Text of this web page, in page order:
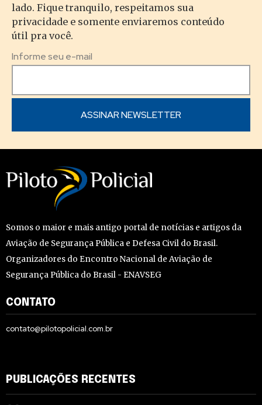
lado. Fique tranquilo, respeitamos sua
privacidade e somente enviaremos conteúdo
útil pra você.
Informe seu e-mail
Somos o maior e mais antigo portal de notícias e artigos da
Aviação de Segurança Pública e Defesa Civil do Brasil.
Organizadores do Encontro Nacional de Aviação de
Segurança Pública do Brasil - ENAVSEG
CONTATO
contato@pilotopolicial.com.br
PUBLICAÇÕES RECENTES